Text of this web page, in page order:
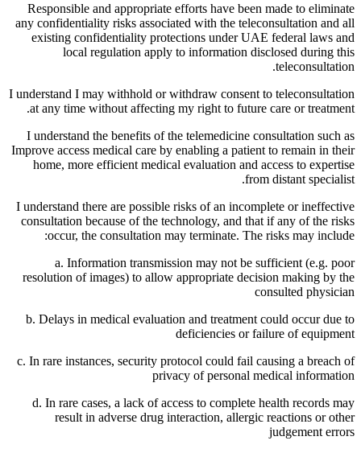
Responsible and appropriate efforts have been made to eliminate
any confidentiality risks associated with the teleconsultation and all
existing confidentiality protections under UAE federal laws and
local regulation apply to information disclosed during this
teleconsultation.
I understand I may withhold or withdraw consent to teleconsultation
at any time without affecting my right to future care or treatment.
I understand the benefits of the telemedicine consultation such as
Improve access medical care by enabling a patient to remain in their
home, more efficient medical evaluation and access to expertise
from distant specialist.
I understand there are possible risks of an incomplete or ineffective
consultation because of the technology, and that if any of the risks
occur, the consultation may terminate. The risks may include:
a. Information transmission may not be sufficient (e.g. poor
resolution of images) to allow appropriate decision making by the
consulted physician
b. Delays in medical evaluation and treatment could occur due to
deficiencies or failure of equipment
c. In rare instances, security protocol could fail causing a breach of
privacy of personal medical information
d. In rare cases, a lack of access to complete health records may
result in adverse drug interaction, allergic reactions or other
judgement errors